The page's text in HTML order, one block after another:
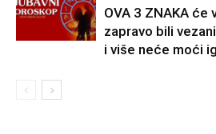
OVA 3 ZNAKA će
zapravo bili
i više neće moći